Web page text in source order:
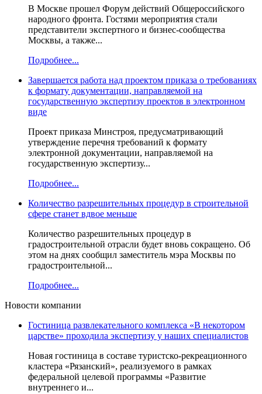
В Москве прошел Форум действий Общероссийского
народного фронта. Гостями мероприятия стали
представители экспертного и бизнес-сообщества
Москвы, а также...
Подробнее...
Завершается работа над проектом приказа о требованиях
к формату документации, направляемой на
государственную экспертизу проектов в электронном
виде
Проект приказа Минстроя, предусматривающий
утверждение перечня требований к формату
электронной документации, направляемой на
государственную экспертизу...
Подробнее...
Количество разрешительных процедур в строительной
сфере станет вдвое меньше
Количество разрешительных процедур в
градостроительной отрасли будет вновь сокращено. Об
этом на днях сообщил заместитель мэра Москвы по
градостроительной...
Подробнее...
Новости компании
Гостиница развлекательного комплекса «В некотором
царстве» проходила экспертизу у наших специалистов
Новая гостиница в составе туристско-рекреационного
кластера «Рязанский», реализуемого в рамках
федеральной целевой программы «Развитие
внутреннего и...